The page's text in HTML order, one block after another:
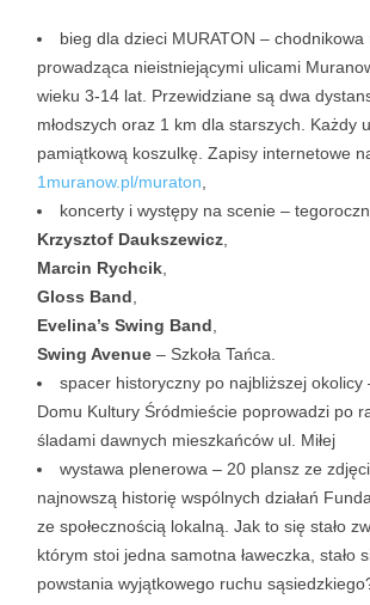
bieg dla dzieci MURATON – chodnikowa
prowadząca nieistniejącymi ulicami
wieku 3-14 lat. Przewidziane są dwa
młodszych oraz 1 km dla starszych. Każdy
pamiątkową koszulkę. Zapisy internetowe
1muranow.pl/muraton
koncerty i występy na scenie –
Krzysztof Daukszewicz
Marcin Rychcik
Gloss Band
Evelina’s Swing Band
Swing Avenue – Szkoła Tańca.
spacer historyczny po najbliższej okolicy
Domu Kultury Śródmieście poprowadzi po
śladami dawnych mieszkańców ul. Miłej
wystawa plenerowa – 20 plansz ze
najnowszą historię wspólnych działań
ze społecznością lokalną. Jak to się stało
którym stoi jedna samotna ławeczka, stało
powstania wyjątkowego ruchu